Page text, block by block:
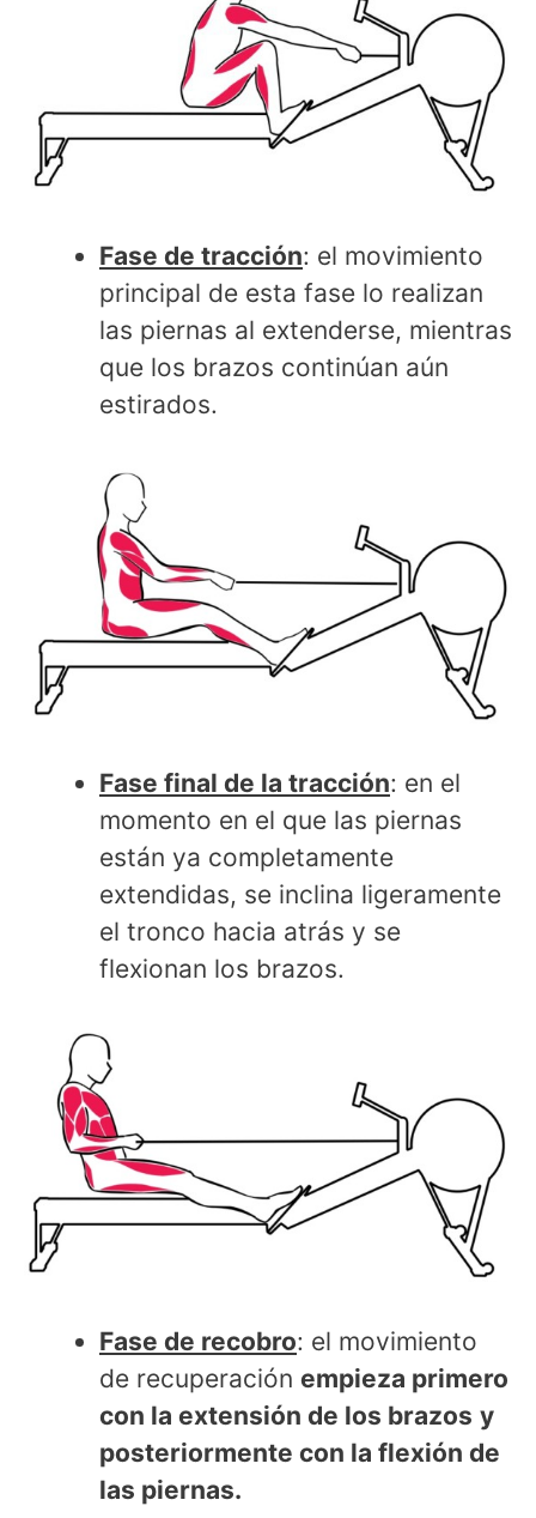
Fase de tracción: el movimiento
principal de esta fase lo realizan
las piernas al extenderse, mientras
que los brazos continúan aún
estirados.
Fase final de la tracción: en el
momento en el que las piernas
están ya completamente
extendidas, se inclina ligeramente
el tronco hacia atrás y se
flexionan los brazos.
Fase de recobro: el movimiento
de recuperación empieza primero
con la extensión de los brazos y
posteriormente con la flexión de
las piernas.